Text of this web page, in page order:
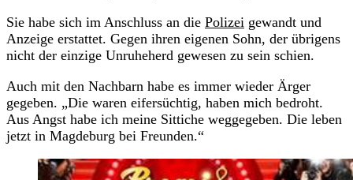
Sie habe sich im Anschluss an die Polizei gewandt und
Anzeige erstattet. Gegen ihren eigenen Sohn, der übrigens
nicht der einzige Unruheherd gewesen zu sein schien.
Auch mit den Nachbarn habe es immer wieder Ärger
gegeben. „Die waren eifersüchtig, haben mich bedroht.
Aus Angst habe ich meine Sittiche weggegeben. Die leben
jetzt in Magdeburg bei Freunden.“